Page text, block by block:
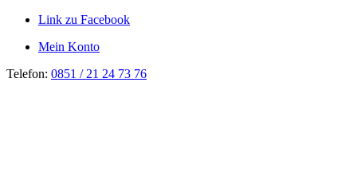
Link zu Facebook
Mein Konto
Telefon: 0851 / 21 24 73 76